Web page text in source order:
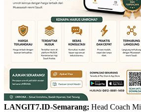
LANGIT7.ID-Semarang; Head Coach